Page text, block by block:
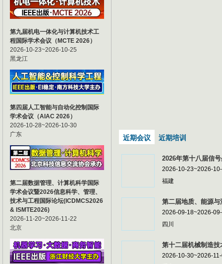
第九届机电一体化与计算机技术工
程国际学术会议（MCTE 2026）
2026-10-23~2026-10-25
黑龙江
第四届人工智能与自动化控制国际
学术会议（AIAC 2026）
2026-10-28~2026-10-30
广东
第二届数据管理、计算机科学国际
学术会议暨2026信息科学、管理、
技术与工程国际论坛(ICDMCS2026
& ISMTE2026)
2026-11-20~2026-11-22
北京
近期会议 近期培训
2026年第十八届信
2026-10-23~2026-
福建
第二届地质、能源
2026-09-18~2026-
四川
第十二届机械制造
2026-10-30~2026-